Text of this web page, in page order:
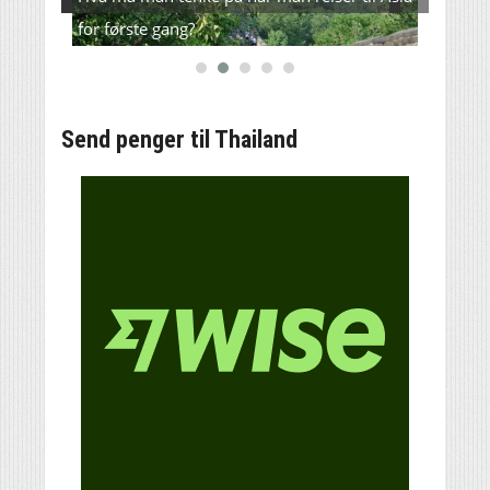
for første gang?
Send penger til Thailand